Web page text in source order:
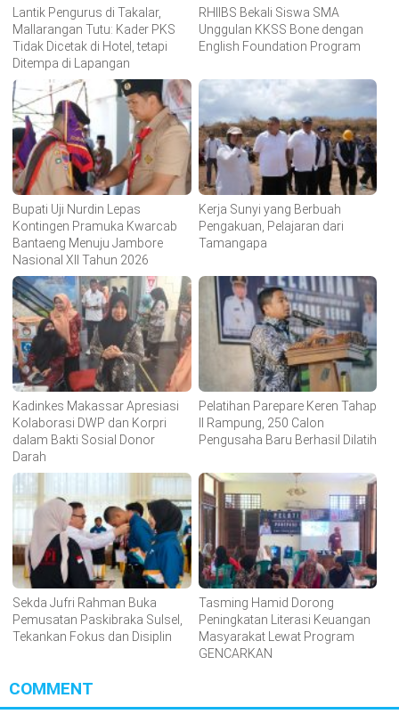
Lantik Pengurus di Takalar,
Mallarangan Tutu: Kader PKS
Tidak Dicetak di Hotel, tetapi
Ditempa di Lapangan
RHIIBS Bekali Siswa SMA
Unggulan KKSS Bone dengan
English Foundation Program
Bupati Uji Nurdin Lepas
Kontingen Pramuka Kwarcab
Bantaeng Menuju Jambore
Nasional XII Tahun 2026
Kerja Sunyi yang Berbuah
Pengakuan, Pelajaran dari
Tamangapa
Kadinkes Makassar Apresiasi
Kolaborasi DWP dan Korpri
dalam Bakti Sosial Donor
Darah
Pelatihan Parepare Keren Tahap
II Rampung, 250 Calon
Pengusaha Baru Berhasil Dilatih
Sekda Jufri Rahman Buka
Pemusatan Paskibraka Sulsel,
Tekankan Fokus dan Disiplin
Tasming Hamid Dorong
Peningkatan Literasi Keuangan
Masyarakat Lewat Program
GENCARKAN
COMMENT